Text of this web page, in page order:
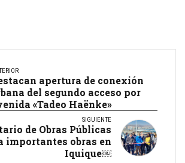
apertura de conexión
del segundo acceso por
«Tadeo Haënke»
SIGUIENTE
de Obras Públicas
importantes obras en
Iquique￼